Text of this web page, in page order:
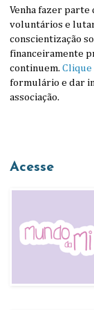
Venha fazer parte
voluntários e
conscientização
financeiramente
continuem. Clique
formulário e dar
associação.
Acesse